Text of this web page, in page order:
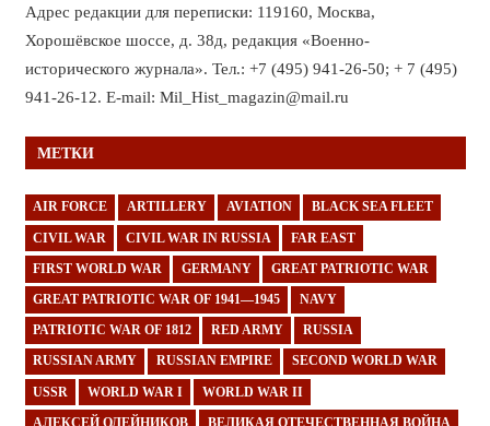
Адрес редакции для переписки: 119160, Москва,
Хорошёвское шоссе, д. 38д, редакция «Военно-
исторического журнала». Тел.: +7 (495) 941-26-50; + 7 (495)
941-26-12. E-mail: Mil_Hist_magazin@mail.ru
МЕТКИ
AIR FORCE ARTILLERY AVIATION BLACK SEA FLEET
CIVIL WAR CIVIL WAR IN RUSSIA FAR EAST
FIRST WORLD WAR GERMANY GREAT PATRIOTIC WAR
GREAT PATRIOTIC WAR OF 1941—1945 NAVY
PATRIOTIC WAR OF 1812 RED ARMY RUSSIA
RUSSIAN ARMY RUSSIAN EMPIRE SECOND WORLD WAR
USSR WORLD WAR I WORLD WAR II
АЛЕКСЕЙ ОЛЕЙНИКОВ ВЕЛИКАЯ ОТЕЧЕСТВЕННАЯ ВОЙНА